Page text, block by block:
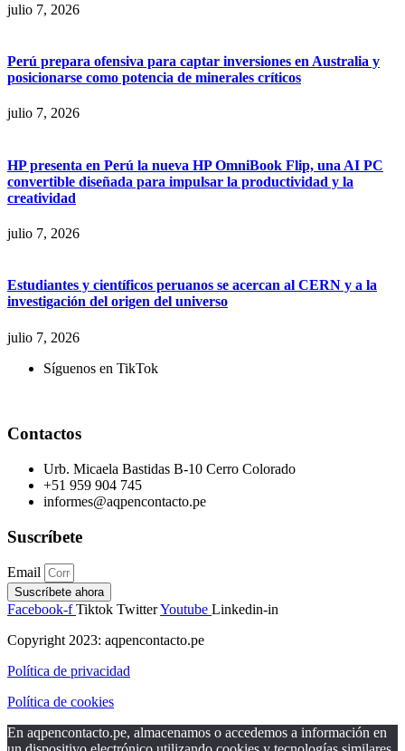
julio 7, 2026
Perú prepara ofensiva para captar inversiones en Australia y
posicionarse como potencia de minerales críticos
julio 7, 2026
HP presenta en Perú la nueva HP OmniBook Flip, una AI PC
convertible diseñada para impulsar la productividad y la
creatividad
julio 7, 2026
Estudiantes y científicos peruanos se acercan al CERN y a la
investigación del origen del universo
julio 7, 2026
Síguenos en TikTok
Contactos
Urb. Micaela Bastidas B-10 Cerro Colorado
+51 959 904 745
informes@aqpencontacto.pe
Suscríbete
Email
Suscríbete ahora
Facebook-f Tiktok TwitterYoutube Linkedin-in
Copyright 2023: aqpencontacto.pe
Política de privacidad
Política de cookies
En aqpencontacto.pe, almacenamos o accedemos a información en